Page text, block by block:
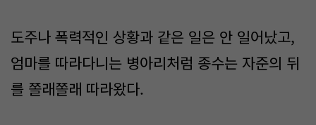
도주나 폭력적인 상황과 같은 일은 안 일어났고,
엄마를 따라다니는 병아리처럼 종수는 자준의 뒤
를 쫄래쫄래 따라왔다.